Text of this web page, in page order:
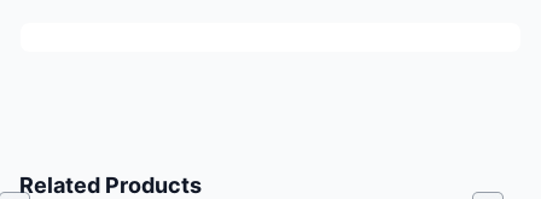
Related Products